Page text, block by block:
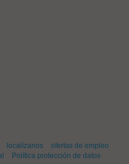
localízanos
ofertas de empleo
Política protección de datos